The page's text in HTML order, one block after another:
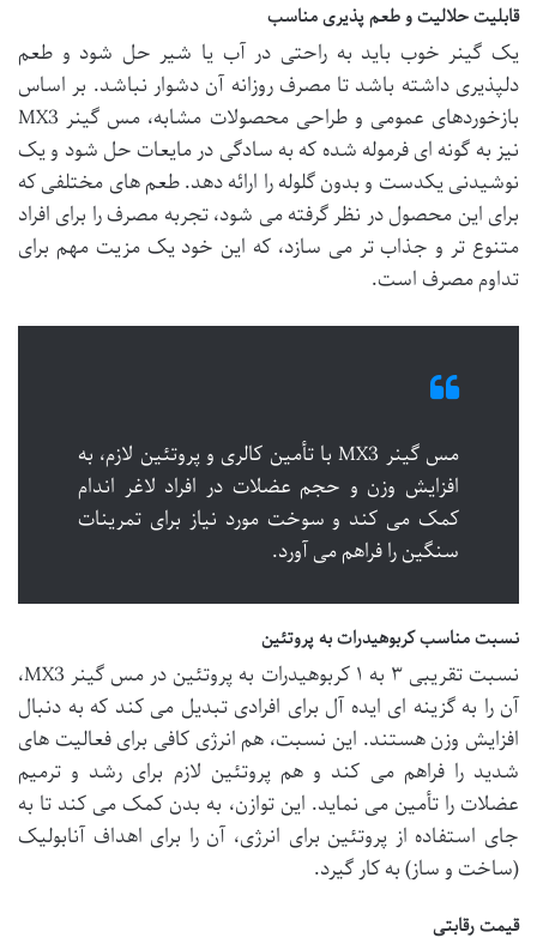
قابلیت حلالیت و طعم پذیری مناسب
یک گینر خوب باید به راحتی در آب یا شیر حل شود و طعم
دلپذیری داشته باشد تا مصرف روزانه آن دشوار نباشد. بر اساس
بازخوردهای عمومی و طراحی محصولات مشابه، مس گینر MX3
نیز به گونه ای فرموله شده که به سادگی در مایعات حل شود و یک
نوشیدنی یکدست و بدون گلوله را ارائه دهد. طعم های مختلفی که
برای این محصول در نظر گرفته می شود، تجربه مصرف را برای افراد
متنوع تر و جذاب تر می سازد، که این خود یک مزیت مهم برای
تداوم مصرف است.
مس گینر MX3 با تأمین کالری و پروتئین لازم، به
افزایش وزن و حجم عضلات در افراد لاغر اندام
کمک می کند و سوخت مورد نیاز برای تمرینات
سنگین را فراهم می آورد.
نسبت مناسب کربوهیدرات به پروتئین
نسبت تقریبی ۳ به ۱ کربوهیدرات به پروتئین در مس گینر MX3،
آن را به گزینه ای ایده آل برای افرادی تبدیل می کند که به دنبال
افزایش وزن هستند. این نسبت، هم انرژی کافی برای فعالیت های
شدید را فراهم می کند و هم پروتئین لازم برای رشد و ترمیم
عضلات را تأمین می نماید. این توازن، به بدن کمک می کند تا به
جای استفاده از پروتئین برای انرژی، آن را برای اهداف آنابولیک
(ساخت و ساز) به کار گیرد.
قیمت رقابتی